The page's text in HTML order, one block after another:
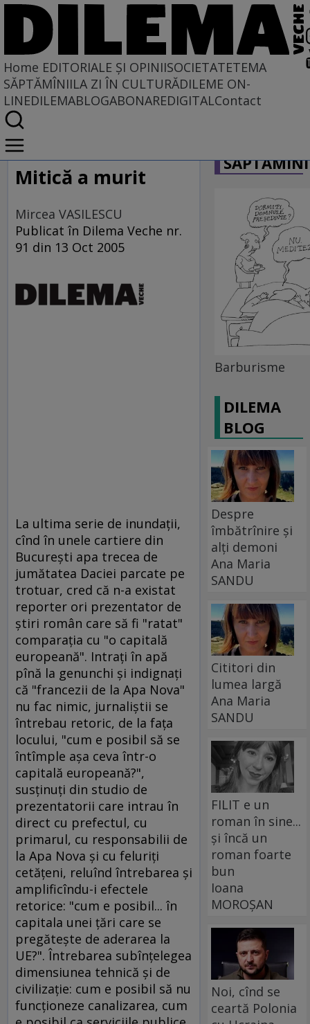
Home EDITORIALE ȘI OPINIISOCIETATETEMA
SĂPTĂMÎNIILA ZI ÎN CULTURĂDILEME ON-
LINEDILEMABLOGABONAREDIGITALContact
Home
EDITORIALE ȘI OPINII
SITUAȚIUNEA
Mitică a murit
Mircea VASILESCU
Publicat în Dilema Veche nr.
91 din 13 Oct 2005
La ultima serie de inundaţii,
cînd în unele cartiere din
Bucureşti apa trecea de
jumătatea Daciei parcate pe
trotuar, cred că n-a existat
reporter ori prezentator de
ştiri român care să fi "ratat"
comparaţia cu "o capitală
europeană". Intraţi în apă
pînă la genunchi şi indignaţi
că "francezii de la Apa Nova"
nu fac nimic, jurnaliştii se
întrebau retoric, de la faţa
locului, "cum e posibil să se
întîmple aşa ceva într-o
capitală europeană?",
susţinuţi din studio de
prezentatorii care intrau în
direct cu prefectul, cu
primarul, cu responsabilii de
la Apa Nova şi cu feluriţi
cetăţeni, reluînd întrebarea şi
amplificîndu-i efectele
retorice: "cum e posibil... în
capitala unei ţări care se
pregăteşte de aderarea la
UE?". Întrebarea subînţelegea
dimensiunea tehnică şi de
civilizaţie: cum e posibil să nu
funcţioneze canalizarea, cum
Barburisme
DILEMA
BLOG
Despre
îmbătrînire și
alți demoni
Ana Maria
SANDU
Cititori din
lumea largă
Ana Maria
SANDU
FILIT e un
roman în sine...
și încă un
roman foarte
bun
Ioana
MOROȘAN
Noi, cînd se
ceartă Polonia